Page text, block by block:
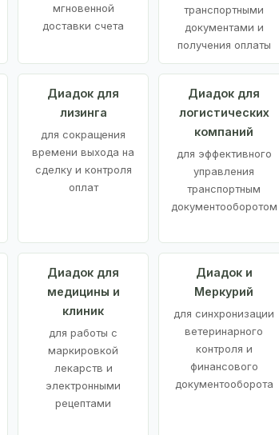
мгновенной
доставки счета
транспортными
документами и
получения оплаты
Диадок для
лизинга
для сокращения
времени выхода на
сделку и контроля
оплат
Диадок для
логистических
компаний
для эффективного
управления
транспортным
документооборотом
Диадок для
медицины и
клиник
для работы с
маркировкой
лекарств и
электронными
рецептами
Диадок и
Меркурий
для синхронизации
ветеринарного
контроля и
финансового
документооборота